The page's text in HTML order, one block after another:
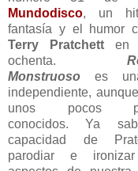
Mundodisco, un
fantasía y el humor
Terry Pratchett en
ochenta.
Monstruoso es
independiente,
unos pocos
conocidos. Ya
capacidad de
parodiar e